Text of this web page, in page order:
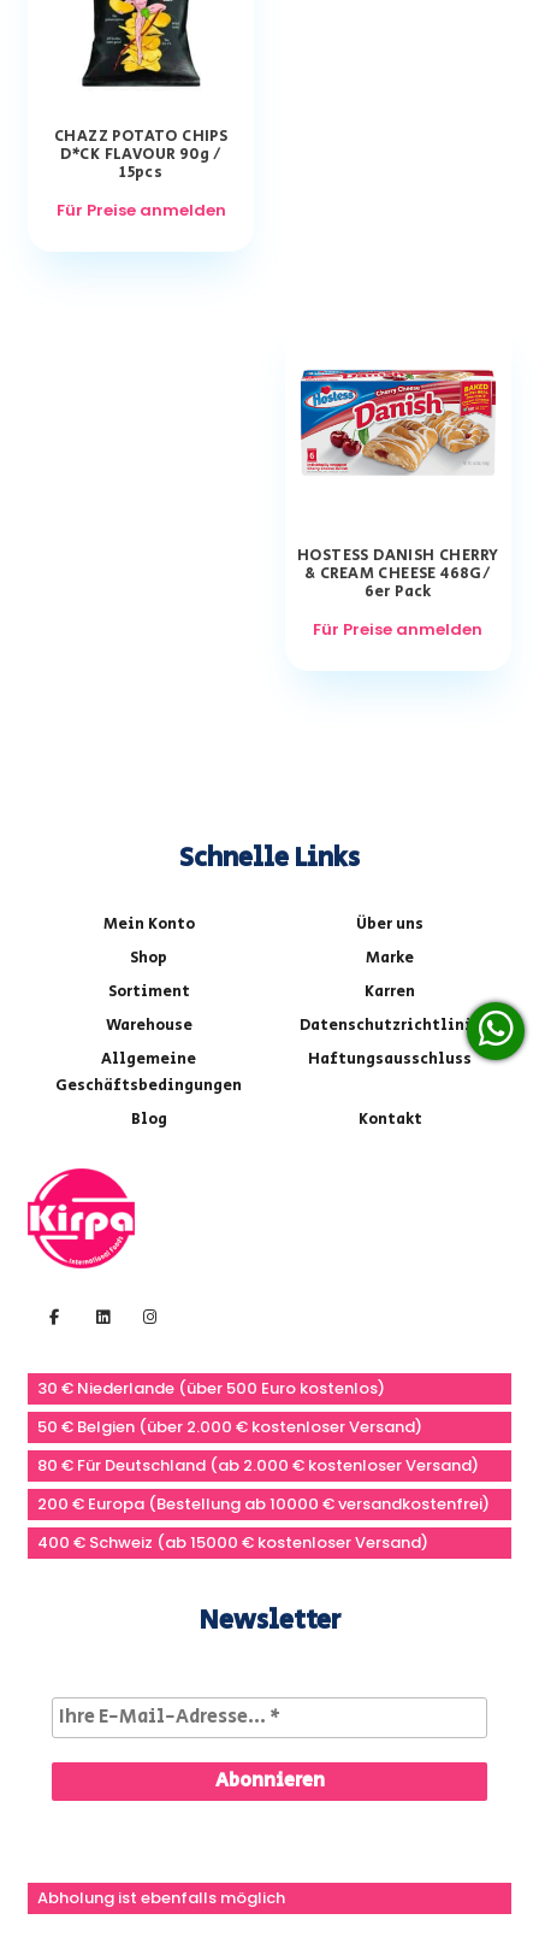
CHAZZ POTATO CHIPS
D*CK FLAVOUR 90g /
15pcs
Für Preise anmelden
HOSTESS DANISH CHERRY
& CREAM CHEESE 468G/
6er Pack
Für Preise anmelden
Schnelle Links
Mein Konto
Über uns
Shop
Marke
Sortiment
Karren
Warehouse
Datenschutzrichtlinie
Allgemeine
Geschäftsbedingungen
Haftungsausschluss
Blog Kontakt
30 € Niederlande (über 500 Euro kostenlos)
50 € Belgien (über 2.000 € kostenloser Versand)
80 € Für Deutschland (ab 2.000 € kostenloser Versand)
200 € Europa (Bestellung ab 10000 € versandkostenfrei)
400 € Schweiz (ab 15000 € kostenloser Versand)
Newsletter
Abholung ist ebenfalls möglich